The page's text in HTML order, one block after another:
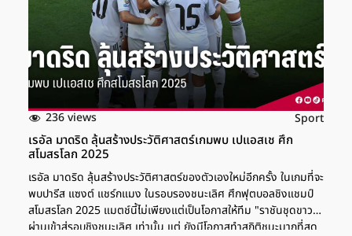
236 views Sport
เรอัล มาดริด ลุ้นสร้างประวัติศาสตร์เกมพบ เปแอสเช ศึก
สโมสรโลก 2025
เรอัล มาดริด ลุ้นสร้างประวัติศาสตร์ของตัวเองใหม่อีกครั้ง ในเกมที่จะ
พบปารีส แซงต์ แชร์กแมง ในรอบรองชนะเลิศ ศึกฟุตบอลชิงแชมป์
สโมสรโลก 2025 แมตช์นี้ไม่เพียงแต่เป็นโอกาสให้ทีม "ราชันชุดขาว"
ผ่านเข้าสู่รอบชิงชนะเลิศ เท่านั้น แต่ ยังมีโอกาสทำสถิติชนะมากที่สุด